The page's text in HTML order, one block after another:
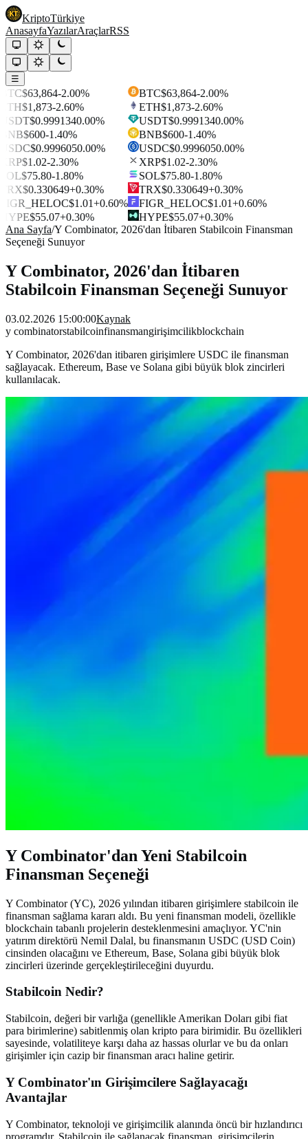
KriptoTürkiye
AnasayfaYazılarAraçlarRSS
☰
$63,864-2.00%
$1,873-2.60%
$0.9991340.00%
$600-1.40%
$0.9996050.00%
$1.02-2.30%
$75.80-1.80%
$0.330649+0.30%
$1.01+0.60%
$55.07+0.30%
BTC$63,864-2.00%
ETH$1,873-2.60%
USDT$0.9991340.00%
BNB$600-1.40%
USDC$0.9996050.00%
XRP$1.02-2.30%
SOL$75.80-1.80%
TRX$0.330649+0.30%
FIGR_HELOC$1.01+0.60%
HYPE$55.07+0.30%
Ana Sayfa/Y Combinator, 2026'dan İtibaren Stabilcoin Finansman
Seçeneği Sunuyor
Y Combinator, 2026'dan İtibaren
Stabilcoin Finansman Seçeneği Sunuyor
03.02.2026 15:00:00Kaynak
y combinatorstabilcoinfinansmangirişimcilikblockchain
Y Combinator, 2026'dan itibaren girişimlere USDC ile finansman
sağlayacak. Ethereum, Base ve Solana gibi büyük blok zincirleri
kullanılacak.
Y Combinator'dan Yeni Stabilcoin
Finansman Seçeneği
Y Combinator (YC), 2026 yılından itibaren girişimlere stabilcoin ile
finansman sağlama kararı aldı. Bu yeni finansman modeli, özellikle
blockchain tabanlı projelerin desteklenmesini amaçlıyor. YC'nin
yatırım direktörü Nemil Dalal, bu finansmanın USDC (USD Coin)
cinsinden olacağını ve Ethereum, Base, Solana gibi büyük blok
zincirleri üzerinde gerçekleştirileceğini duyurdu.
Stabilcoin Nedir?
Stabilcoin, değeri bir varlığa (genellikle Amerikan Doları gibi fiat
para birimlerine) sabitlenmiş olan kripto para birimidir. Bu özellikleri
sayesinde, volatiliteye karşı daha az hassas olurlar ve bu da onları
girişimler için cazip bir finansman aracı haline getirir.
Y Combinator'ın Girişimcilere Sağlayacağı
Avantajlar
Y Combinator, teknoloji ve girişimcilik alanında öncü bir hızlandırıcı
programdır. Stabilcoin ile sağlanacak finansman, girişimcilerin